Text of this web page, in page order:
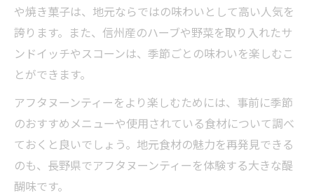
体験
アフタヌーンティーの歴史が紡ぐ贅沢な午
後
季節で変わるアフタヌーンティーと長野の美食
旬の食材で彩るアフタヌーンティー体験
長野県の美食とアフタヌーンティーの組み
合わせ
季節限定メニューで味わうアフタヌーンテ
や焼き菓子は、地元ならではの味わいとして高い人気を
誇ります。また、信州産のハーブや野菜を取り入れたサ
ンドイッチやスコーンは、季節ごとの味わいを楽しむこ
とができます。
アフタヌーンティーをより楽しむためには、事前に季節
のおすすめメニューや使用されている食材について調べ
ておくと良いでしょう。地元食材の魅力を再発見できる
のも、長野県でアフタヌーンティーを体験する大きな醍
醐味です。